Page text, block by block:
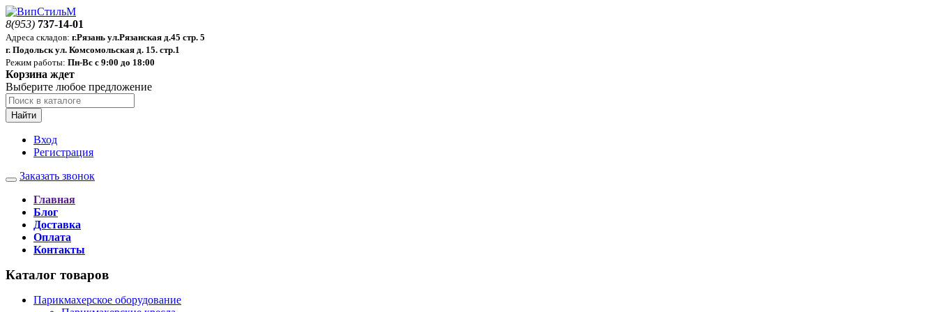
8(953) 737-14-01
Адреса складов: г.Рязань ул.Рязанская д.45 стр. 5
г. Подольск ул. Комсомольская д. 15. стр.1
Режим работы: Пн-Вс с 9:00 до 18:00
Корзина ждет
Выберите любое предложение
Найти
Вход
Регистрация
Заказать звонок
Главная
Блог
Доставка
Оплата
Контакты
Каталог товаров
Парикмахерское оборудование